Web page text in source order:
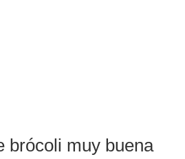
brócoli muy buena